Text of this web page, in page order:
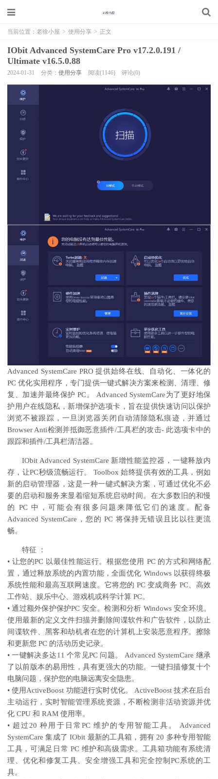
当前位置： 老徐小屋 > 使用分享 > 正文
IObit Advanced SystemCare Pro v17.2.0.191 /
Ultimate v16.5.0.88
2024-01-31 分类： 使用分享 阅读(1146) 评论(0)
Advanced SystemCare PRO 提供始终在线、自动化、一体化的
PC 优化实用程序，专门提供一键式解决方案来检测、清理、修
复、加速并最终保护 PC。 Advanced SystemCare为了更好地保
护用户在线隐私，新增保护选项卡，旨在提供快速访问以保护
浏览不被跟踪，一旦浏览器关闭自动清除隐私痕迹，并通过
Browser Anti检测并抵御恶意插件/工具栏的攻击- 此选项卡中的
跟踪和插件/工具栏清洁器。
IObit Advanced SystemCare 新增性能监控器，一键释放内
存，让PC秒级流畅运行。 Toolbox 始终提供有效的工具，例如
新的启动管理器，这是一种一键式解决方案，可通过优化不必
要的启动和服务来显着缩短系统启动时间。在大多数旧的和慢
的 PC 中，可能会有很多问题来降低它们的速度。配备
Advanced SystemCare，您的 PC 将保持无错误且比以往更流
畅。
特征 ：
• 让您的PC 以最佳性能运行。根据您使用 PC 的方式和网络配
置，通过释放系统的内置功能，全面优化 Windows 以获得终极
系统性能和最高互联网速度。它将您的 PC 变成商务 PC、高效
工作站、娱乐中心、游戏机或科学计算 PC。
• 通过额外保护保护PC 安全。检测和分析 Windows 安全环境。
使用最新的定义文件扫描并删除间谍软件和广告软件，以防止
间谍软件、黑客和劫机者在您的计算机上安装恶意程序。擦除
和更新您 PC 的活动历史记录。
• 一键解决多达11 个常见PC 问题。 Advanced SystemCare 继承
了以前版本的易用性，具有更强大的功能。一键扫描修复十个
电脑问题，保护您的电脑远离安全隐患。
• 使用ActiveBoost 功能进行实时优化。 ActiveBoost 技术在后台
主动运行，实时智能管理系统资源，不断检测非活动资源并优
化 CPU 和 RAM 使用率。
• 超过20 种用于日常PC 维护的专用智能工具。 Advanced
SystemCare 集成了 IObit 最新的工具箱，拥有 20 多种专用智能
工具，可满足日常 PC 维护和高级需求。工具箱功能有系统清
理、优化和修复工具、安全增强工具和完全控制PC系统的工
具。